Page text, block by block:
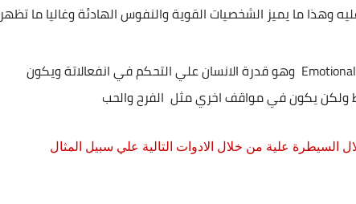
ما يميز الشخصيات القوية والنفوس الهادئة وغاليا ما تظهر
وهو قدرة الانسان علي التحكم في انفعالاتة ويكون
ولكن يكون في مواقف اخري مثل الفرح والحب
السيطرة علية من خلال الادوات التالية علي سبيل المثال